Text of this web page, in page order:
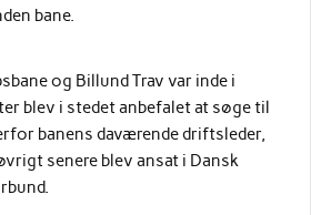
bane.
og Billund Trav var inde i
blev i stedet anbefalet at søge til
banens daværende driftsleder,
senere blev ansat i Dansk